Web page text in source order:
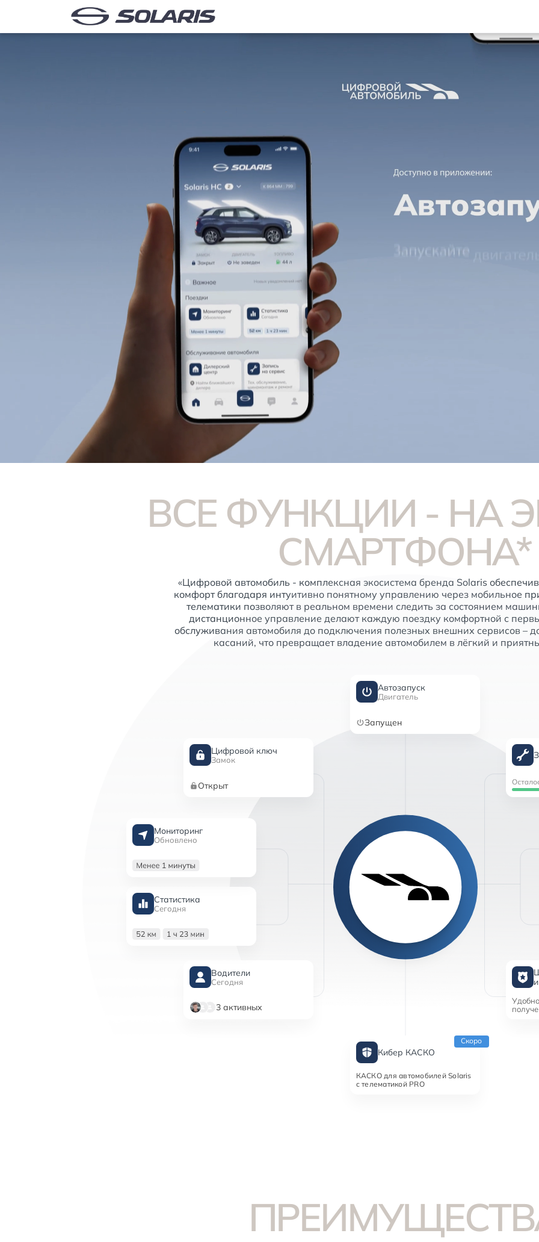
ВСЕ ФУНКЦИИ - НА
СМАРТФОНА*
«Цифровой автомобиль - комплексная экосистема бренда Solaris
комфорт благодаря интуитивно понятному управлению через мобильное
телематики позволяют в реальном времени следить за состоянием
дистанционное управление делают каждую поездку комфортной с
обслуживания автомобиля до подключения полезных внешних сервисов –
касаний, что превращает владение автомобилем в лёгкий и
Кибер КАСКО
КАСКО для автомобилей Solaris
c телематикой PRO
Водители
Сегодня
3 активных
Статистика
Сегодня
Мониторинг
Обновлено
Цифровой ключ
Замок
Открыт
Автозапуск
Двигатель
Запущен